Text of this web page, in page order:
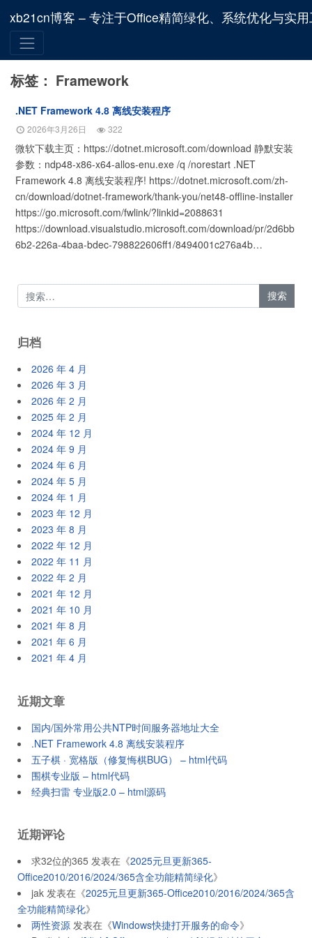
xb21cn博客 – 专注于Office精简绿化、系统优化与实
标签： Framework
.NET Framework 4.8 离线安装程序
2026年3月26日 322
微软下载主页：https://dotnet.microsoft.com/download 静默安装
参数：ndp48-x86-x64-allos-enu.exe /q /norestart .NET
Framework 4.8 离线安装程序! https://dotnet.microsoft.com/zh-
cn/download/dotnet-framework/thank-you/net48-offline-installer
https://go.microsoft.com/fwlink/?linkid=2088631
https://download.visualstudio.microsoft.com/download/pr/2d6bb
6b2-226a-4baa-bdec-798822606ff1/8494001c276a4b…
归档
2026 年 4 月
2026 年 3 月
2026 年 2 月
2025 年 2 月
2024 年 12 月
2024 年 9 月
2024 年 6 月
2024 年 5 月
2024 年 1 月
2023 年 12 月
2023 年 8 月
2022 年 12 月
2022 年 11 月
2022 年 2 月
2021 年 12 月
2021 年 10 月
2021 年 8 月
2021 年 6 月
2021 年 4 月
近期文章
国内/国外常用公共NTP时间服务器地址大全
.NET Framework 4.8 离线安装程序
五子棋 · 宽格版（修复悔棋BUG） – html代码
围棋专业版 – html代码
经典扫雷 专业版2.0 – html源码
近期评论
求32位的365 发表在《2025元旦更新365-
Office2010/2016/2024/365含全功能精简绿化》
jak 发表在《2025元旦更新365-Office2010/2016/2024/365含
全功能精简绿化》
两性资源 发表在《Windows快捷打开服务的命令》